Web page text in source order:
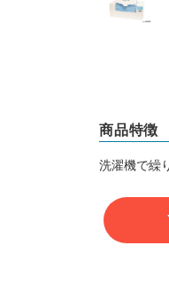
商品特徴
洗濯機で繰